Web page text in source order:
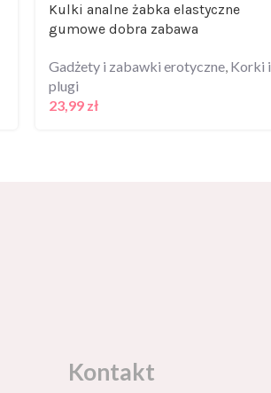
Kulki analne żabka elastyczne
gumowe dobra zabawa
Gadżety i zabawki erotyczne, Korki i
plugi
23,99 zł
Kontakt